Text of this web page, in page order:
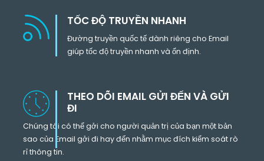
TỐC ĐỘ TRUYỀN NHANH
Đường truyền quốc tế dành riêng cho Email
giúp tốc độ truyền nhanh và ổn định.
THEO DÕI EMAIL GỬI ĐẾN VÀ GỬI
ĐI
Chúng tôi có thể gởi cho người quản trị của bạn một bản
sao của Email gởi đi hay đến nhằm mục đích kiểm soát rò
rỉ thông tin.